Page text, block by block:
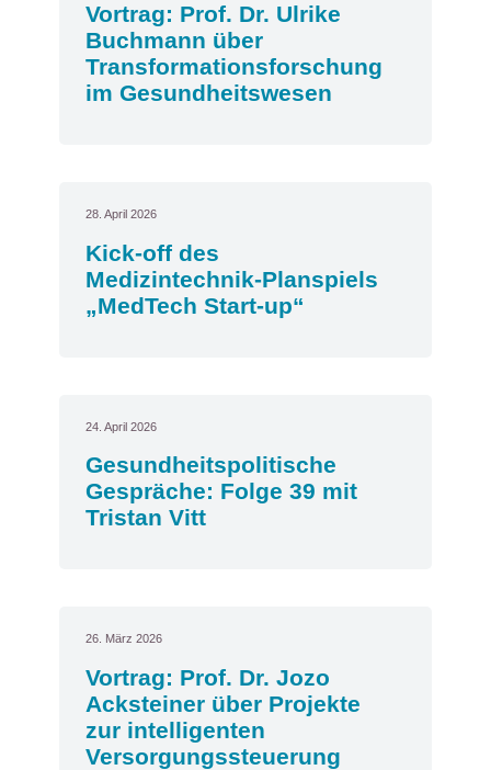
Vortrag: Prof. Dr. Ulrike
Buchmann über
Transformationsforschung
im Gesundheitswesen
28. April 2026
Kick-off des
Medizintechnik-Planspiels
„MedTech Start-up“
24. April 2026
Gesundheitspolitische
Gespräche: Folge 39 mit
Tristan Vitt
26. März 2026
Vortrag: Prof. Dr. Jozo
Acksteiner über Projekte
zur intelligenten
Versorgungssteuerung